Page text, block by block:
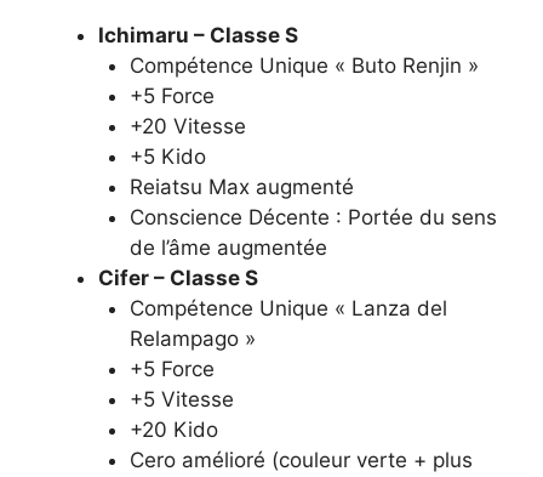
Ichimaru – Classe S
Compétence Unique « Buto Renjin »
+5 Force
+20 Vitesse
+5 Kido
Reiatsu Max augmenté
Conscience Décente : Portée du sens
de l’âme augmentée
Cifer – Classe S
Compétence Unique « Lanza del
Relampago »
+5 Force
+5 Vitesse
+20 Kido
Cero amélioré (couleur verte + plus